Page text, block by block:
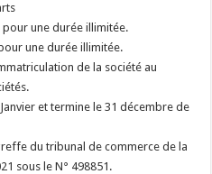
pour une durée illimitée.
une durée illimitée.
de la société au
et termine le 31 décembre de
du tribunal de commerce de la
sous le N° 498851.